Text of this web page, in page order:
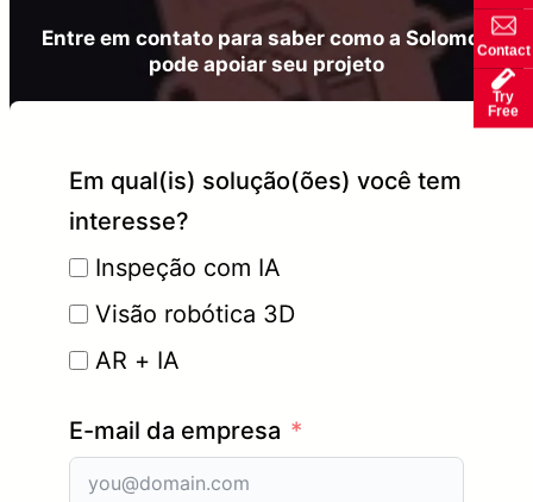
Contact
Try
Free
Entre em contato para saber como a Solomon
pode apoiar seu projeto
Em qual(is) solução(ões) você tem
interesse?
Inspeção com IA
Visão robótica 3D
AR + IA
E-mail da empresa